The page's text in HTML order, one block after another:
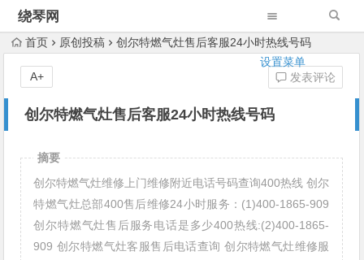
绕琴网
设置菜单
首页 原创投稿 创尔特燃气灶售后客服24小时热线号码
创尔特燃气灶售后客服24小时热线号码
发表评论
A+
摘要
创尔特燃气灶维修上门维修附近电话号码查询400热线 创尔
特燃气灶总部400售后维修24小时服务：(1)400-1865-909
创尔特燃气灶售后服务电话是多少400热线:(2)400-1865-
909 创尔特燃气灶客服售后电话查询 创尔特燃气灶维修服